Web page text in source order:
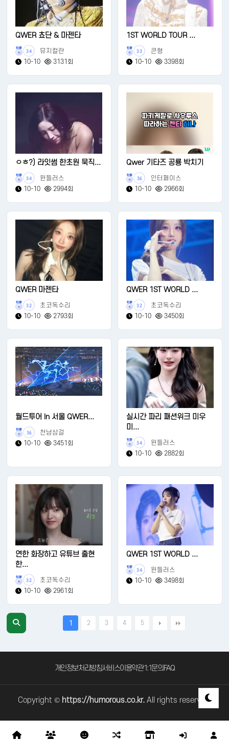
QWER 쵸단 & 마젠타
34
뮤지컬란
10-10
3131회
1ST WORLD TOUR ...
33
큰형
10-10
3398회
ㅇㅎ?) 라잇썸 한초원 묵직...
34
윈들러스
10-10
2994회
Qwer 기타즈 공룡 박치기
36
인터페이스
10-10
2966회
QWER 마젠타
32
초코독수리
10-10
2793회
QWER 1ST WORLD ...
32
초코독수리
10-10
3450회
월드투어 In 서울 QWER...
36
천남삼걸
10-10
3451회
실시간 파리 패션위크 미우
미...
34
윈들러스
10-10
2882회
연한 화장하고 유튜브 출현
한...
32
초코독수리
10-10
2961회
QWER 1ST WORLD ...
34
윈들러스
10-10
3498회
1 2 3 4 5
개인정보처리방침서비스이용약관1:1문의FAQ
Copyright © https://humorous.co.kr.All rights reserved.